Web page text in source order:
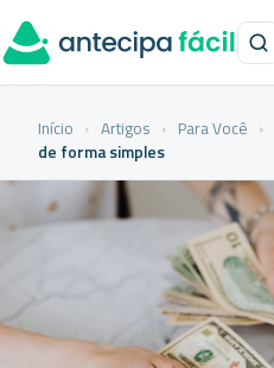
Início › Artigos › Para Você ›
de forma simples